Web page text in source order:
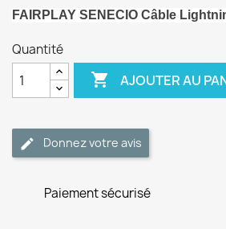
FAIRPLAY SENECIO Câble
Quantité
 AJOUTER AU
Donnez votre avis
Paiement sécurisé